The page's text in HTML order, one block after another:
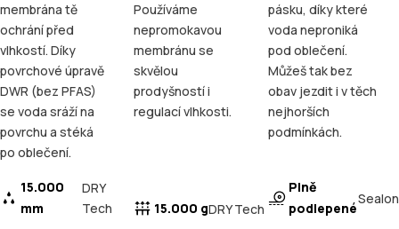
membrána tě
ochrání před
vlhkostí. Díky
povrchové úpravě
DWR (bez PFAS)
se voda sráží na
povrchu a stéká
po oblečení.
15.000
mm
DRY
Tech
Používáme
nepromokavou
membránu se
skvělou
prodyšností i
regulací vlhkosti.
15.000 gDRY Tech
pásku, díky které
voda neproniká
pod oblečení.
Můžeš tak bez
obav jezdit i v těch
nejhorších
podmínkách.
Plně
podlepené
Sealon